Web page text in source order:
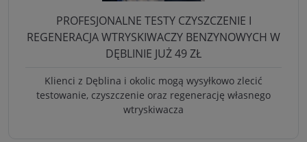
PROFESJONALNE TESTY CZYSZCZENIE I
REGENERACJA WTRYSKIWACZY BENZYNOWYCH W
DĘBLINIE JUŻ 49 ZŁ
Klienci z Dęblina i okolic mogą wysyłkowo zlecić
testowanie, czyszczenie oraz regenerację własnego
wtryskiwacza